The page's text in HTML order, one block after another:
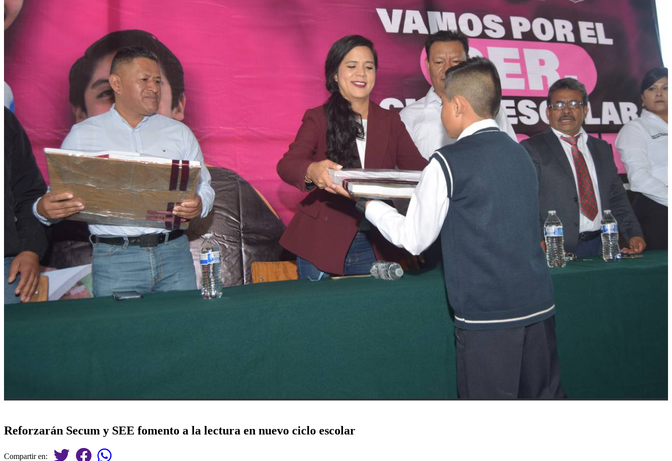
Reforzarán Secum y SEE fomento a la lectura en nuevo ciclo escolar
Compartir en: